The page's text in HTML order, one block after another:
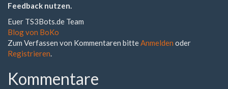
Feedback nutzen.
Euer TS3Bots.de Team
Blog von BoKo
Zum Verfassen von Kommentaren bitteAnmelden oder
Registrieren.
Kommentare